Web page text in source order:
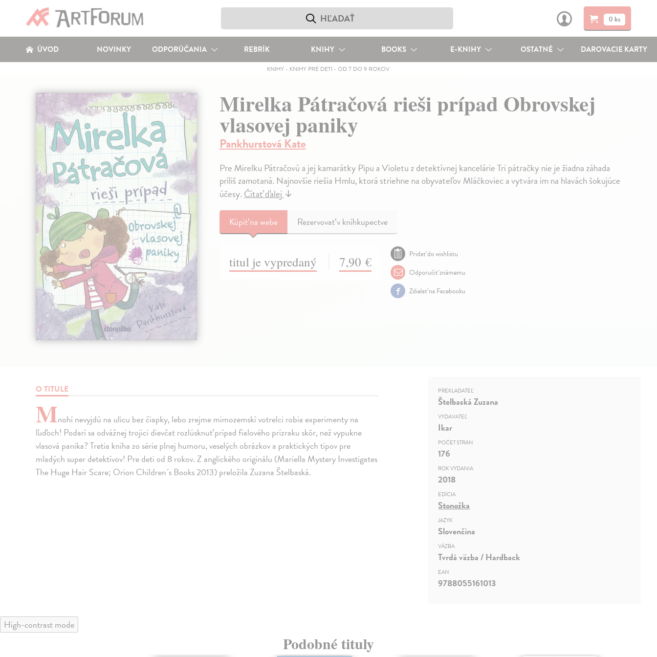
0 ks
ÚVOD NOVINKY ODPORÚČANIA REBRÍK KNIHY BOOKS E-KNIHY OSTATNÉ DAROVACIE KARTY
KNIHY - KNIHY PRE DETI -OD 7 DO 9 ROKOV
Mirelka Pátračová rieši prípad Obrovskej
vlasovej paniky
Pankhurstová Kate
Pre Mirelku Pátračovú a jej kamarátky Pipu a Violetu z detektívnej kancelárie Tri pátračky nie je žiadna záhada
príliš zamotaná. Najnovšie riešia Hmlu, ktorá striehne na obyvateľov Mláčkoviec a vytvára im na hlavách šokujúce
účesy.Čítať ďalej↓
Kúpiťna webe Rezervovať v kníhkupectve
titul je vypredaný 7,90 €
Pridať do wishlistu
Odporučiť známemu
Zdielať na Facebooku
O TITULE
Mnohí nevyjdú na ulicu bez čiapky, lebo zrejme mimozemskí votrelci robia experimenty na
ľuďoch! Podarí sa odvážnej trojici dievčat rozlúsknuť prípad fialového prízraku skôr, než vypukne
vlasová panika? Tretia kniha zo série plnej humoru, veselých obrázkov a praktických tipov pre
mladých super detektívov! Pre deti od 8 rokov. Z anglického originálu (Mariella Mystery Investigates
The Huge Hair Scare; Orion Children´s Books 2013) preložila Zuzana Štelbaská.
PREKLADATEĽ
Štelbaská Zuzana
VYDAVATEĽ
Ikar
POČET STRÁN
176
ROK VYDANIA
2018
EDÍCIA
Stonožka
JAZYK
Slovenčina
VÄZBA
Tvrdá väzba / Hardback
EAN
9788055161013
High-contrast mode
Podobné tituly